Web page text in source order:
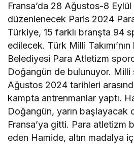
Fransa’da 28 Ağustos-8
düzenlenecek Paris 2024
Türkiye, 15 farklı branşta 94
edilecek. Türk Milli
Belediyesi Para Atletizm
Doğangün de bulunuyor. Milli
Ağustos 2024 tarihleri
kampta antrenmanlar yaptı.
Doğangün, yarın başlayacak
Fransa’ya gitti. Para atletizm
eden Hamide, altın madalya